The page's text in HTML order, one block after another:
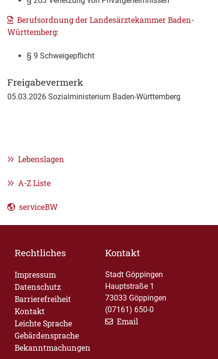
Berufsordnung der Landesärztekammer Baden-
Württemberg:
§ 9 Schweigepflicht
Freigabevermerk
05.03.2026 Sozialministerium Baden-Württemberg
Lebenslagen
A-Z Liste
serviceBW
Rechtliches
Impressum
Datenschutz
Barrierefreiheit
Kontakt
Leichte Sprache
Gebärdensprache
Bekanntmachungen
Kontakt
Stadt Göppingen
Hauptstraße 1
73033 Göppingen
(07161) 650-0
Email